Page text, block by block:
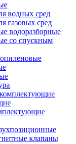
водных сред
газовых сред
водоразборные
со спускным
клапаны